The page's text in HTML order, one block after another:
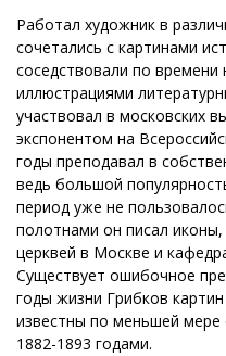
Работал художник в
сочетались с картинами
соседствовали по времени
иллюстрациями
участвовал в московских
экспонентом на
годы преподавал в
ведь большой
период уже не
полотнами он писал
церквей в Москве и
Существует ошибочное
годы жизни Грибков
известны по меньшей
1882-1893 годами.